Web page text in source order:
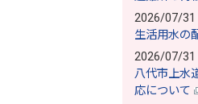
2026/07/31
生活用水の
2026/07/31
八代市上水
応について